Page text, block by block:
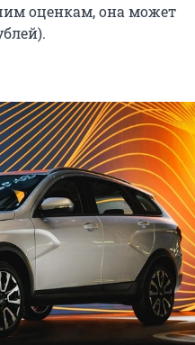
оценкам, она может